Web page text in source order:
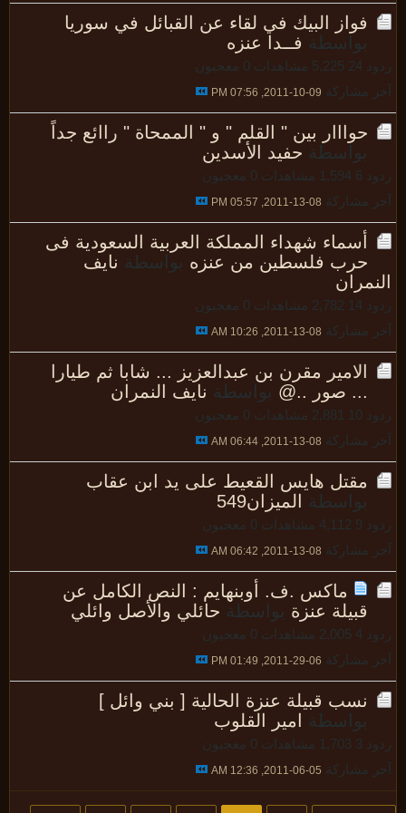
فواز البيك في لقاء عن القبائل في سوريا
بواسطةفــدا عنزه
5,225 مشاهدات
0 معجبون
مشاركة 09-10-2011, 07:56 PM
حوااار بين " القلم " و " الممحاة " راائع جداً
بواسطةحفيد الأسدين
1,594 مشاهدات
0 معجبون
مشاركة 08-13-2011, 05:57 PM
أسماء شهداء المملكة العربية السعودية فى
حرب فلسطين من عنزه بواسطةنايف
2,782 مشاهدات
0 معجبون
مشاركة 08-13-2011, 10:26 AM
الامير مقرن بن عبدالعزيز ... شابا ثم طيارا
... صور ..@
بواسطةنايف النمران
2,881 مشاهدات
0 معجبون
مشاركة 08-13-2011, 06:44 AM
مقتل هايس القعيط على يد ابن عقاب
بواسطةالميزان549
4,112 مشاهدات
0 معجبون
مشاركة 08-13-2011, 06:42 AM
ماكس .ف. أوبنهايم : النص الكامل عن
قبيلة عنزة بواسطةحائلي والأصل وائلي
2,005 مشاهدات
0 معجبون
مشاركة 06-29-2011, 01:49 PM
نسب قبيلة عنزة الحالية [ بني وائل ]
بواسطةامير القلوب
1,703 مشاهدات
0 معجبون
مشاركة 05-06-2011, 12:36 AM